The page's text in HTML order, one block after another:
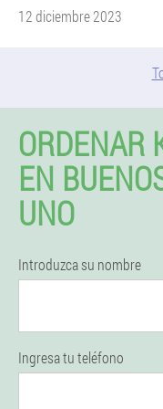
12 diciembre 2023
ORDENAR
EN
UNO
Introduzca su nombre
Ingresa tu teléfono